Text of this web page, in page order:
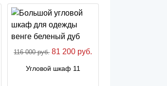
116 000 руб. 81 200 руб.
Угловой шкаф 11